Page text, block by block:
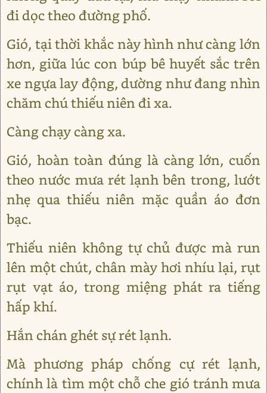
đi dọc theo đường phố.
Gió, tại thời khắc này hình như càng lớn
hơn, giữa lúc con búp bê huyết sắc trên
xe ngựa lay động, dường như đang nhìn
chăm chú thiếu niên đi xa.
Càng chạy càng xa.
Gió, hoàn toàn đúng là càng lớn, cuốn
theo nước mưa rét lạnh bên trong, lướt
nhẹ qua thiếu niên mặc quần áo đơn
bạc.
Thiếu niên không tự chủ được mà run
lên một chút, chân mày hơi nhíu lại, rụt
rụt vạt áo, trong miệng phát ra tiếng
hấp khí.
Hắn chán ghét sự rét lạnh.
Mà phương pháp chống cự rét lạnh,
chính là tìm một chỗ che gió tránh mưa